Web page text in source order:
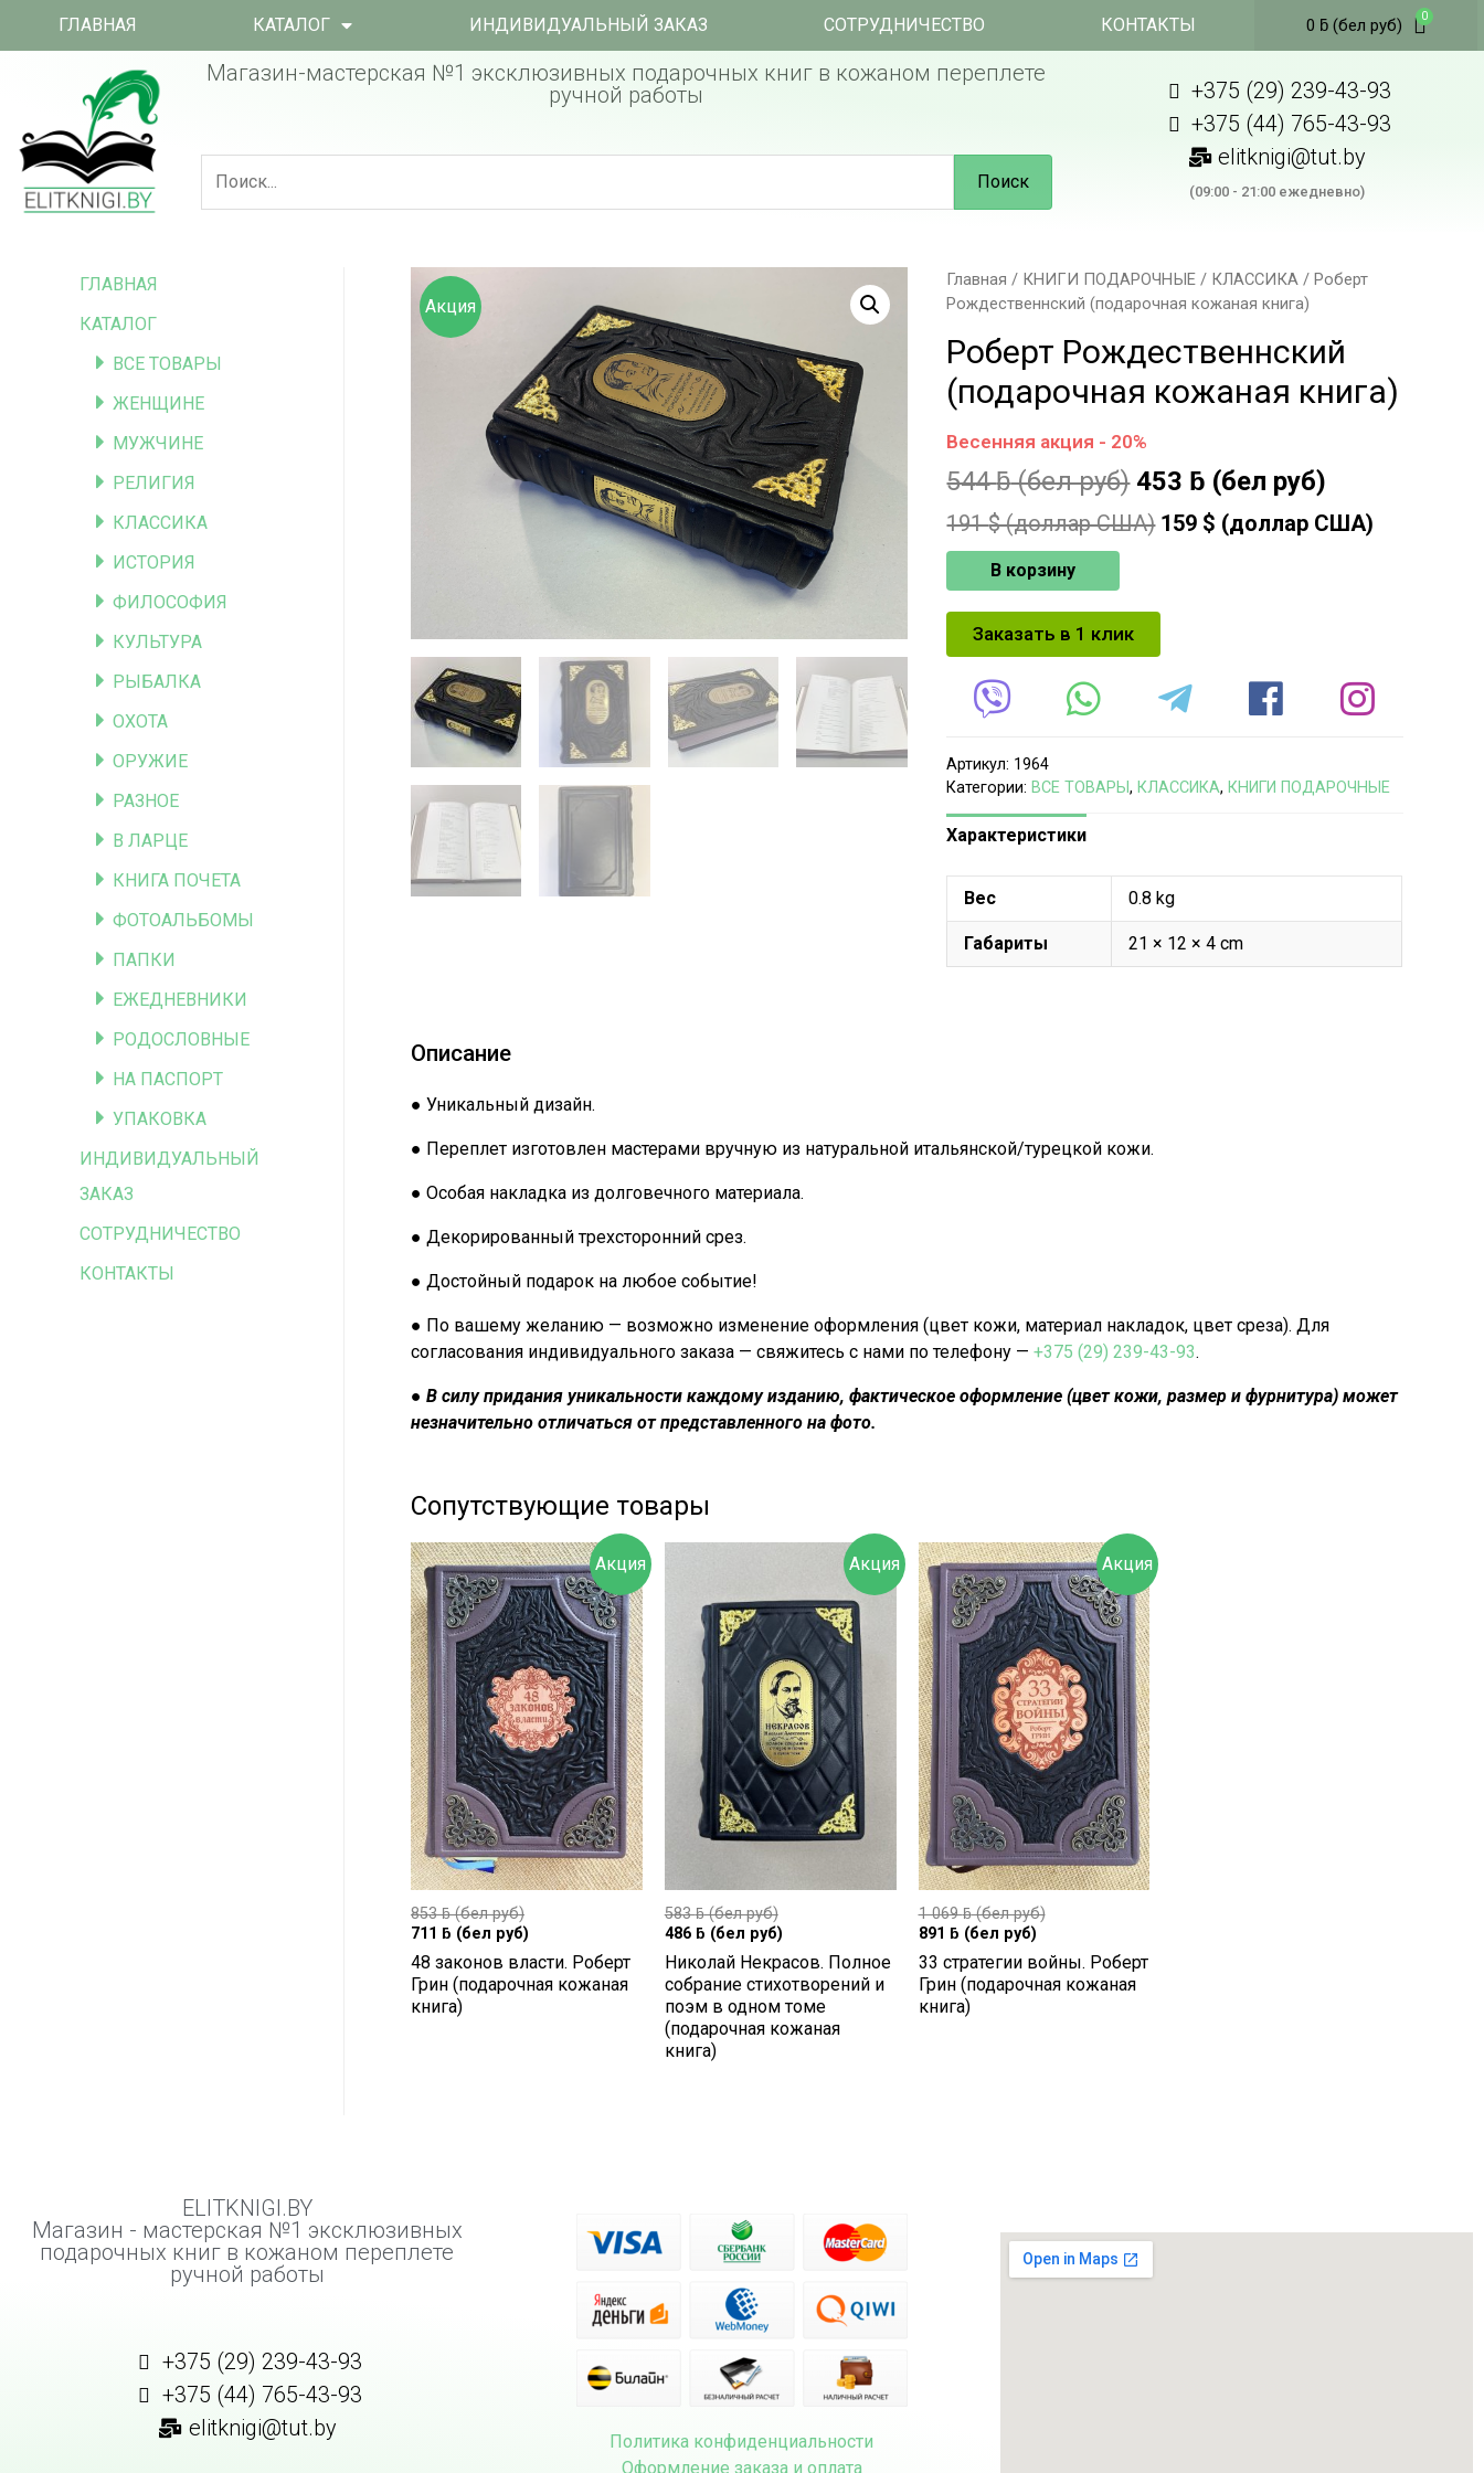
ГЛАВНАЯ КАТАЛОГ ИНДИВИДУАЛЬНЫЙ ЗАКАЗ СОТРУДНИЧЕСТВО КОНТАКТЫ 0 ƃ(бел руб)
Магазин-мастерская №1 эксклюзивных подарочных книг в кожаном переплете
ручной работы
Поиск
+375 (29) 239-43-93
+375 (44) 765-43-93
elitknigi@tut.by
(09:00 - 21:00 ежедневно)
ГЛАВНАЯ
КАТАЛОГ
ВСЕ ТОВАРЫ
ЖЕНЩИНЕ
МУЖЧИНЕ
РЕЛИГИЯ
КЛАССИКА
ИСТОРИЯ
ФИЛОСОФИЯ
КУЛЬТУРА
РЫБАЛКА
ОХОТА
ОРУЖИЕ
РАЗНОЕ
В ЛАРЦЕ
КНИГА ПОЧЕТА
ФОТОАЛЬБОМЫ
ПАПКИ
ЕЖЕДНЕВНИКИ
РОДОСЛОВНЫЕ
НА ПАСПОРТ
УПАКОВКА
ИНДИВИДУАЛЬНЫЙ
ЗАКАЗ
СОТРУДНИЧЕСТВО
КОНТАКТЫ
Акция
Главная / КНИГИ ПОДАРОЧНЫЕ / КЛАССИКА / Роберт
Рождественнский (подарочная кожаная книга)
Роберт Рождественнский
(подарочная кожаная книга)
Весенняя акция - 20%
544ƃ(бел руб) 453 ƃ (бел руб)
191$ (доллар США) 159 $ (доллар США)
В корзину
Заказать в 1 клик
Артикул: 1964
Категории: ВСЕ ТОВАРЫ, КЛАССИКА, КНИГИ ПОДАРОЧНЫЕ
Характеристики
Вес 0.8 kg
Габариты 21 × 12 × 4 cm
Описание
● Уникальный дизайн.
● Переплет изготовлен мастерами вручную из натуральной итальянской/турецкой кожи.
● Особая накладка из долговечного материала.
● Декорированный трехсторонний срез.
● Достойный подарок на любое событие!
● По вашему желанию — возможно изменение оформления (цвет кожи, материал накладок, цвет среза). Для
согласования индивидуального заказа — свяжитесь с нами по телефону — +375 (29) 239-43-93.
● В силу придания уникальности каждому изданию, фактическое оформление (цвет кожи, размер и фурнитура) может
незначительно отличаться от представленного на фото.
Сопутствующие товары
Акция
853ƃ(бел руб)
711 ƃ (бел руб)
48 законов власти. Роберт
Грин (подарочная кожаная
книга)
Акция
583ƃ(бел руб)
486 ƃ (бел руб)
Николай Некрасов. Полное
собрание стихотворений и
поэм в одном томе
(подарочная кожаная
книга)
Акция
1 069ƃ(бел руб)
891 ƃ (бел руб)
33 стратегии войны. Роберт
Грин (подарочная кожаная
книга)
ELITKNIGI.BY
Магазин - мастерская №1 эксклюзивных
подарочных книг в кожаном переплете
ручной работы
+375 (29) 239-43-93
+375 (44) 765-43-93
elitknigi@tut.by
Политика конфиденциальности
Оформление заказа и оплата